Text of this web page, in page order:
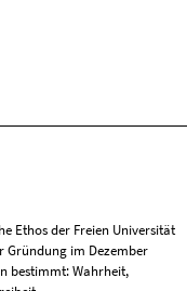
Ethos der Freien Universität
Gründung im Dezember
bestimmt: Wahrheit,